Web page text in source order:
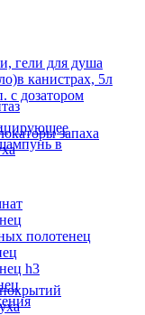
гели для душа
канистрах, 5л
с дозатором
в
запаха
полотенец
h3